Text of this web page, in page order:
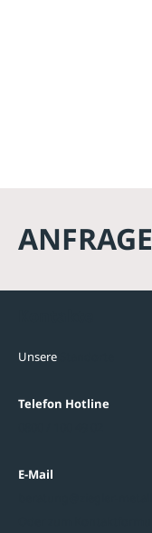
ANFRAGE
Unsere
Telefon Hotline
E-Mail